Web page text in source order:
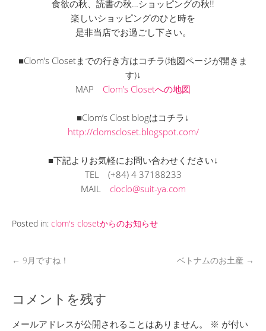
食欲の秋、読書の秋…ショッピングの秋!!
楽しいショッピングのひと時を
是非当店でお過ごし下さい。
■Clom’s Closetまでの行き方はコチラ(地図ページが開きま
す)↓
MAP Clom’s Closetへの地図
■Clom’s Clost blogはコチラ↓
http://clomscloset.blogspot.com/
■下記よりお気軽にお問い合わせください↓
TEL (+84) 4 37188233
MAIL cloclo@suit-ya.com
Posted in: clom's closetからのお知らせ
← 9月ですね！ ベトナムのお土産 →
コメントを残す
メールアドレスが公開されることはありません。 ※ が付い